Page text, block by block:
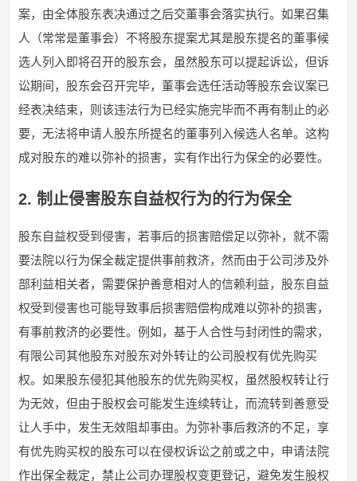
案，由全体股东表决通过之后交董事会落实执行。如果召集
人（常常是董事会）不将股东提案尤其是股东提名的董事候
选人列入即将召开的股东会，虽然股东可以提起诉讼，但诉
讼期间，股东会召开完毕，董事会选任活动等股东会议案已
经表决结束，则该违法行为已经实施完毕而不再有制止的必
要，无法将申请人股东所提名的董事列入候选人名单。这构
成对股东的难以弥补的损害，实有作出行为保全的必要性。
2. 制止侵害股东自益权行为的行为保全
股东自益权受到侵害，若事后的损害赔偿足以弥补，就不需
要法院以行为保全裁定提供事前救济，然而由于公司涉及外
部利益相关者，需要保护善意相对人的信赖利益，股东自益
权受到侵害也可能导致事后损害赔偿构成难以弥补的损害，
有事前救济的必要性。例如，基于人合性与封闭性的需求，
有限公司其他股东对股东对外转让的公司股权有优先购买
权。如果股东侵犯其他股东的优先购买权，虽然股权转让行
为无效，但由于股权会可能发生连续转让，而流转到善意受
让人手中，发生无效阻却事由。为弥补事后救济的不足，享
有优先购买权的股东可以在侵权诉讼之前或之中，申请法院
作出保全裁定，禁止公司办理股权变更登记，避免发生股权